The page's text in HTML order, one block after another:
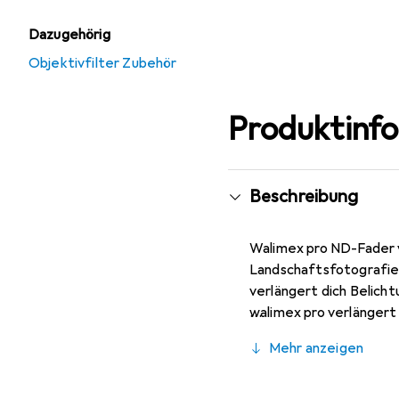
Dazugehörig
Objektivfilter Zubehör
Beschreibung
Walimex pro ND-Fader vergütet 52 mm
Landschaftsfotografie - stufenlos und individuell verstellbar - für eine gleichmäßige Abdunklung
verlängert dich
walimex pro
Aufnahmesituation
Mehr anzeigen